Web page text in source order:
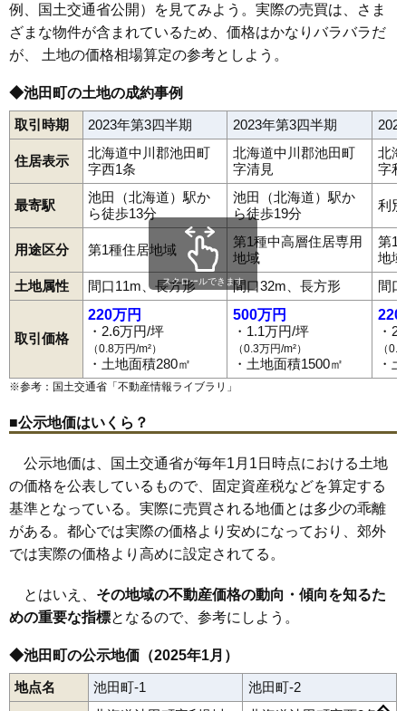
例、国土交通省公開）を見てみよう。実際の売買は、さま
ざまな物件が含まれているため、価格はかなりバラバラだ
が、 土地の価格相場算定の参考としよう。
◆池田町の土地の成約事例
取引時期 2023年第3四半期 2023年第3四半期
住居表示
北海道中川郡池田町
字西1条
北海道中川郡池田町
字清見
北
字
最寄駅
池田（北海道）駅か
ら徒歩13分
池田（北海道）駅か
ら徒歩19分
利
用途区分 第1種住居地域
第1種中高層住居専用
地域
第1
地域
土地属性
間口11m、長方形 間口32m、長方形 間
取引価格
220万円
・2.6万円/坪
（0.8万円/m²）
・土地面積280㎡
500万円
・1.1万円/坪
（0.3万円/m²）
・土地面積1500㎡
220
・
（
・
スクロールできます
※参考：国土交通省「不動産情報ライブラリ 」
■公示地価はいくら？
公示地価は、国土交通省が毎年1月1日時点における土地
の価格を公表しているもので、固定資産税などを算定する
基準となっている。実際に売買される地価とは多少の乖離
がある。都心では実際の価格より安めになっており、郊外
では実際の価格より高めに設定されてる。
とはいえ、 その地域の不動産価格の動向・傾向を知るた
めの重要な指標となるので、参考にしよう。
◆池田町の公示地価（2025年1月）
地点名 池田町-1
池田町-2